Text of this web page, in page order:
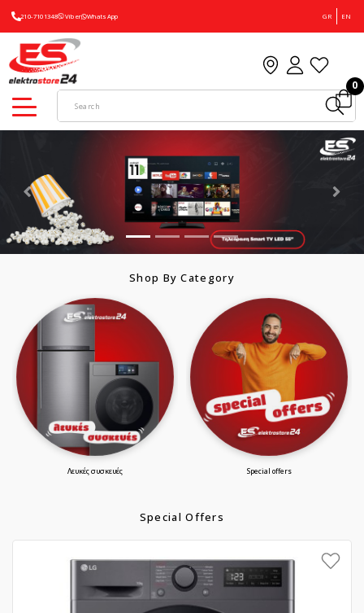
210-7101348 Viber WhatsApp GR EN
0
Shop By Category
λευκές συσκευές special offers
Special Offers